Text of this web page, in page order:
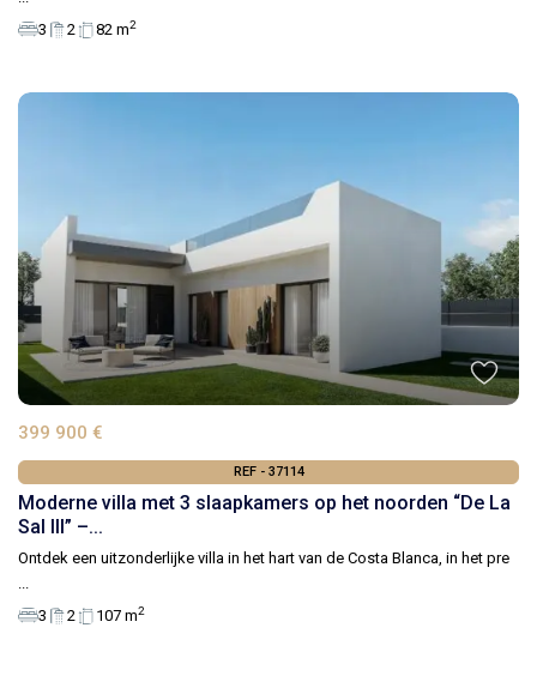
3
2 82 m2
399 900 €
REF - 37114
Moderne villa met 3 slaapkamers op het noorden “De La
Sal III” –...
Ontdek een uitzonderlijke villa in het hart van de Costa Blanca, in het pre
3
2 107 m2